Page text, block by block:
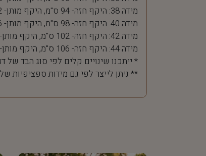
מידה 38: היקף חזה- 94 ס"מ, היקף מותן- 72 ס"מ
מידה 40: היקף חזה- 98 ס"מ, היקף מותן- 76 ס"מ
מידה 42: היקף חזה- 102 ס"מ, היקף מותן- 80 ס"מ
מידה 44: היקף חזה- 106 ס"מ, היקף מותן- 84 ס"מ
* ייתכנו שינויים קלים לפי סוג הבד
** ניתן לייצר לפי גם מידות ספציפיות